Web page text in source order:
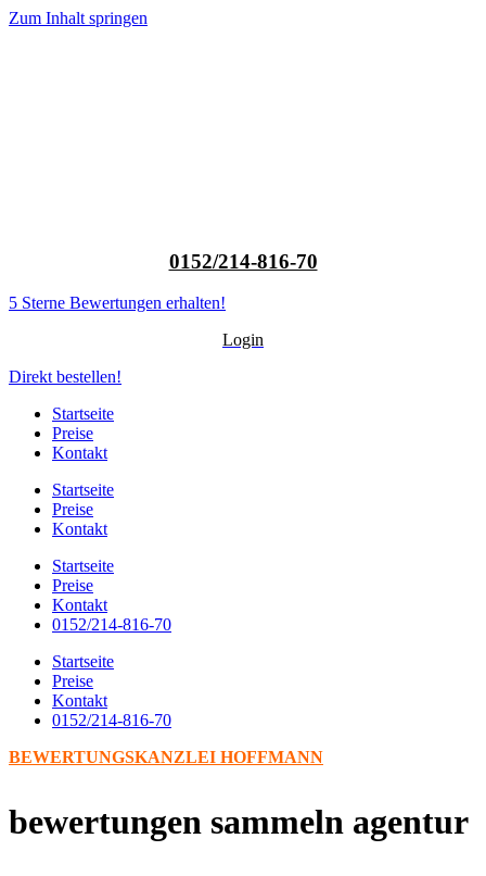
Zum Inhalt springen
0152/214-816-70
5 Sterne Bewertungen erhalten!
Login
Direkt bestellen!
Startseite
Preise
Kontakt
Startseite
Preise
Kontakt
Startseite
Preise
Kontakt
0152/214-816-70
Startseite
Preise
Kontakt
0152/214-816-70
BEWERTUNGSKANZLEI HOFFMANN
bewertungen sammeln agentur